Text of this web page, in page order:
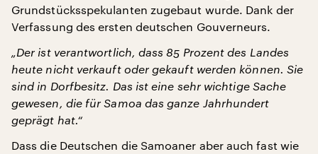
Grundstücksspekulanten zugebaut wurde. Dank der
Verfassung des ersten deutschen Gouverneurs.
„Der ist verantwortlich, dass 85 Prozent des Landes
heute nicht verkauft oder gekauft werden können. Sie
sind in Dorfbesitz. Das ist eine sehr wichtige Sache
gewesen, die für Samoa das ganze Jahrhundert
geprägt hat.“
Dass die Deutschen die Samoaner aber auch fast wie